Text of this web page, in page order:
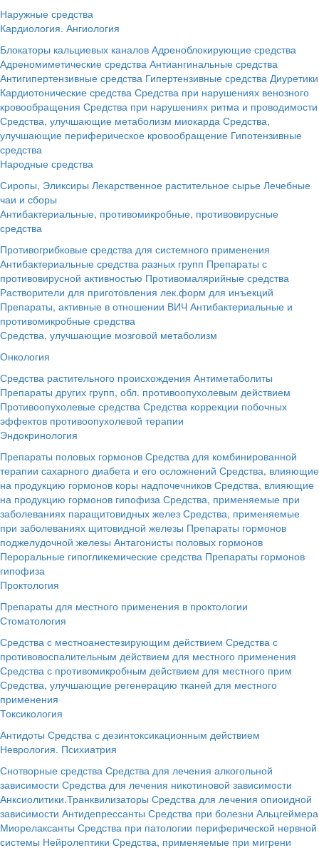
Наружные средства
Кардиология. Ангиология
Блокаторы кальциевых каналов Адреноблокирующие средства
Адреномиметические средства Антиангинальные средства
Антигипертензивные средства Гипертензивные средства Диуретики
Кардиотонические средства Средства при нарушениях венозного
кровообращения Средства при нарушениях ритма и проводимости
Средства, улучшающие метаболизм миокарда Средства,
улучшающие периферическое кровообращение Гипотензивные
средства
Народные средства
Сиропы, Эликсиры Лекарственное растительное сырье Лечебные
чаи и сборы
Антибактериальные, противомикробные, противовирусные
средства
Противогрибковые средства для системного применения
Антибактериальные средства разных групп Препараты с
противовирусной активностью Противомалярийные средства
Растворители для приготовления лек.форм для инъекций
Препараты, активные в отношении ВИЧ Антибактериальные и
противомикробные средства
Средства, улучшающие мозговой метаболизм
Онкология
Средства растительного происхождения Антиметаболиты
Препараты других групп, обл. противоопухолевым действием
Противоопухолевые средства Средства коррекции побочных
эффектов противоопухолевой терапии
Эндокринология
Препараты половых гормонов Средства для комбинированной
терапии сахарного диабета и его осложнений Средства, влияющие
на продукцию гормонов коры надпочечников Средства, влияющие
на продукцию гормонов гипофиза Средства, применяемые при
заболеваниях паращитовидных желез Средства, применяемые
при заболеваниях щитовидной железы Препараты гормонов
поджелудочной железы Антагонисты половых гормонов
Пероральные гипогликемические средства Препараты гормонов
гипофиза
Проктология
Препараты для местного применения в проктологии
Стоматология
Средства с местноанестезирующим действием Средства с
противовоспалительным действием для местного применения
Средства с противомикробным действием для местного прим
Средства, улучшающие регенерацию тканей для местного
применения
Токсикология
Антидоты Средства с дезинтоксикационным действием
Неврология. Психиатрия
Снотворные средства Средства для лечения алкогольной
зависимости Средства для лечения никотиновой зависимости
Анксиолитики.Транквилизаторы Средства для лечения опиоидной
зависимости Антидепрессанты Средства при болезни Альцгеймера
Миорелаксанты Средства при патологии периферической нервной
системы Нейролептики Средства, применяемые при мигрени